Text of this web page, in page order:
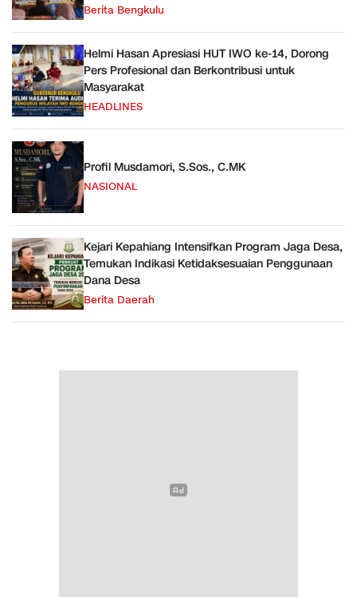
Berita Bengkulu
Helmi Hasan Apresiasi HUT IWO ke-14, Dorong
Pers Profesional dan Berkontribusi untuk
Masyarakat
HEADLINES
Profil Musdamori, S.Sos., C.MK
NASIONAL
Kejari Kepahiang Intensifkan Program Jaga Desa,
Temukan Indikasi Ketidaksesuaian Penggunaan
Dana Desa
Berita Daerah